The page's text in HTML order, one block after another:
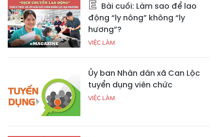
Bài cuối: Làm sao để lao
động “ly nông” không “ly
hương”?
VIỆC LÀM
Ủy ban Nhân dân xã Can Lộc
tuyển dụng viên chức
VIỆC LÀM